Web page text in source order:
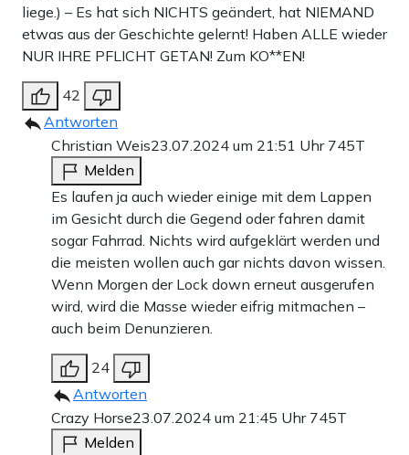
liege.) – Es hat sich NICHTS geändert, hat NIEMAND
etwas aus der Geschichte gelernt! Haben ALLE wieder
NUR IHRE PFLICHT GETAN! Zum KO**EN!
42
Antworten
Christian Weis23.07.2024 um 21:51 Uhr 745T
Melden
Es laufen ja auch wieder einige mit dem Lappen
im Gesicht durch die Gegend oder fahren damit
sogar Fahrrad. Nichts wird aufgeklärt werden und
die meisten wollen auch gar nichts davon wissen.
Wenn Morgen der Lock down erneut ausgerufen
wird, wird die Masse wieder eifrig mitmachen –
auch beim Denunzieren.
24
Antworten
Crazy Horse23.07.2024 um 21:45 Uhr 745T
Melden